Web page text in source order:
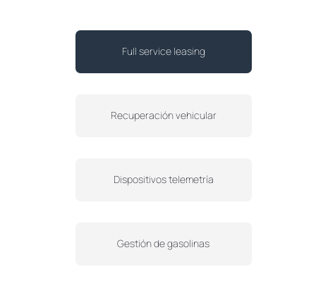
Full service leasing
Recuperación vehicular
Dispositivos telemetría
Gestión de gasolinas